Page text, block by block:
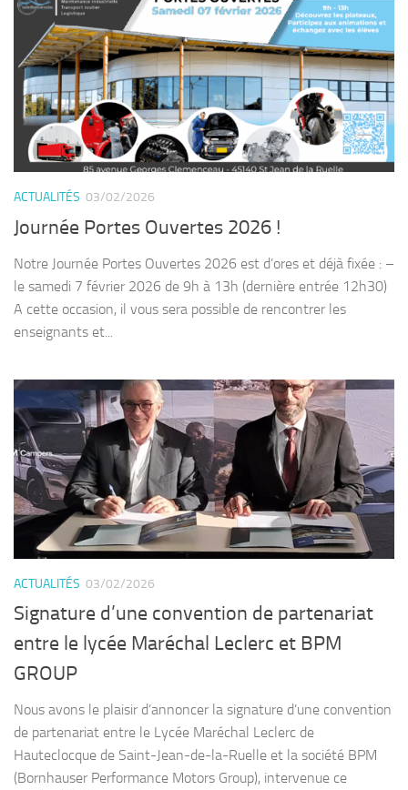
ACTUALITÉS 03/02/2026
Journée Portes Ouvertes 2026 !
Notre Journée Portes Ouvertes 2026 est d’ores et déjà fixée : –
le samedi 7 février 2026 de 9h à 13h (dernière entrée 12h30)
A cette occasion, il vous sera possible de rencontrer les
enseignants et...
ACTUALITÉS 03/02/2026
Signature d’une convention de partenariat
entre le lycée Maréchal Leclerc et BPM
GROUP
Nous avons le plaisir d’annoncer la signature d’une convention
de partenariat entre le Lycée Maréchal Leclerc de
Hauteclocque de Saint-Jean-de-la-Ruelle et la société BPM
(Bornhauser Performance Motors Group), intervenue ce